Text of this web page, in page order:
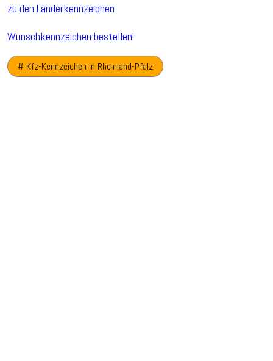
zu den Länderkennzeichen
Wunschkennzeichen bestellen!
# Kfz-Kennzeichen in Rheinland-Pfalz